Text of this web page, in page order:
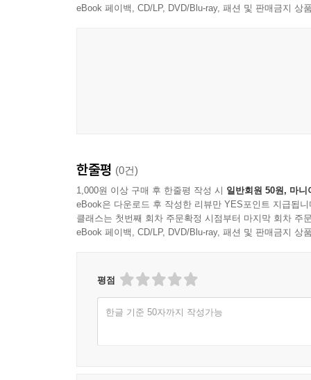
eBook 페이백, CD/LP, DVD/Blu-ray, 패션 및 판매금지 상
한줄평 (0건)
1,000원 이상 구매 후 한줄평 작성 시 일반회원 50원, 마니
eBook은 다운로드 후 작성한 리뷰만 YES포인트 지급됩니
클래스는 첫번째 회차 주문확정 시점부터 마지막 회차 주
eBook 페이백, CD/LP, DVD/Blu-ray, 패션 및 판매금지 상
평점
한글 기준 50자까지 작성가능